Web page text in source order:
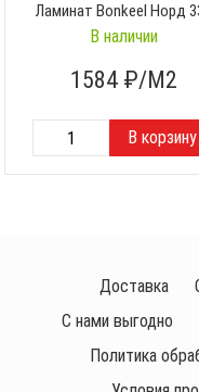
Ламинат Bonkeel Норд
В наличии
1584 ₽/М2
Доставка
С нами выгодно
Политика